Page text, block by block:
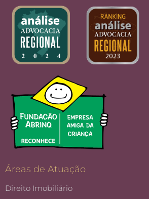
Áreas de Atuação
Direito Imobiliário